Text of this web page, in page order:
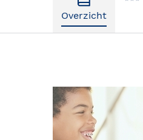
Overzicht